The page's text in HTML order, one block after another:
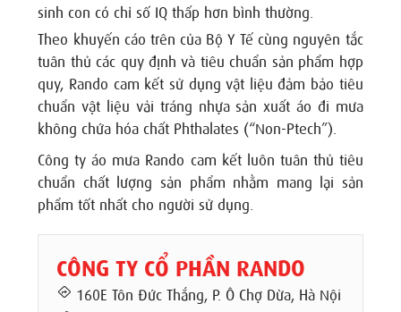
sinh con có chỉ số IQ thấp hơn bình thường.
Theo khuyến cáo trên của Bộ Y Tế cùng nguyên tắc
tuân thủ các quy định và tiêu chuẩn sản phẩm hợp
quy, Rando cam kết sử dụng vật liệu đảm bảo tiêu
chuẩn vật liệu vải tráng nhựa sản xuất áo đi mưa
không chứa hóa chất Phthalates (“Non-Ptech”).
Công ty áo mưa Rando cam kết luôn tuân thủ tiêu
chuẩn chất lượng sản phẩm nhằm mang lại sản
phẩm tốt nhất cho người sử dụng.
CÔNG TY CỔ PHẦN RANDO
160E Tôn Đức Thắng, P. Ô Chợ Dừa, Hà Nội